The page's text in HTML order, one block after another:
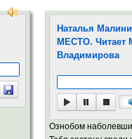
Наталья
МЕСТО. Читает
Владимирова
Ознобом